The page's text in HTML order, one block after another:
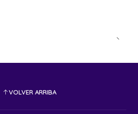
VOLVER ARRIBA